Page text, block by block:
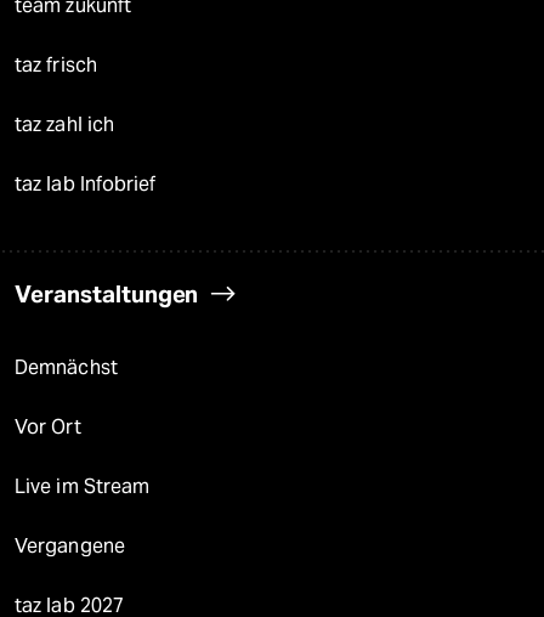
team zukunft
taz frisch
taz zahl ich
taz lab Infobrief
Veranstaltungen
Demnächst
Vor Ort
Live im Stream
Vergangene
taz lab 2027